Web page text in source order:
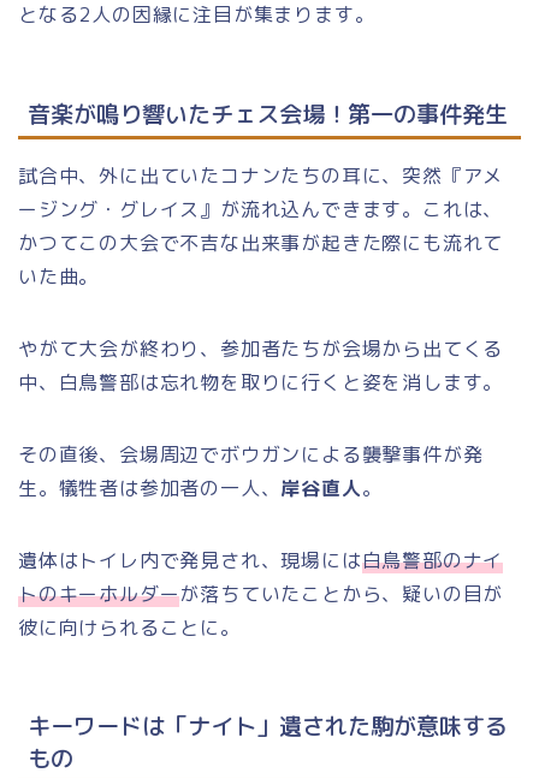
となる2人の因縁に注目が集まります。
音楽が鳴り響いたチェス会場！第一の事件発生
試合中、外に出ていたコナンたちの耳に、突然『アメ
ージング・グレイス』が流れ込んできます。これは、
かつてこの大会で不吉な出来事が起きた際にも流れて
いた曲。
やがて大会が終わり、参加者たちが会場から出てくる
中、白鳥警部は忘れ物を取りに行くと姿を消します。
その直後、会場周辺でボウガンによる襲撃事件が発
生。犠牲者は参加者の一人、 岸谷直人。
遺体はトイレ内で発見され、現場には白鳥警部のナイ
トのキーホルダーが落ちていたことから、疑いの目が
彼に向けられることに。
キーワードは「ナイト」遺された駒が意味する
もの